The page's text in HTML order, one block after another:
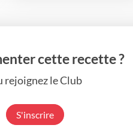
cette recette ?
rejoignez le Club
S'inscrire